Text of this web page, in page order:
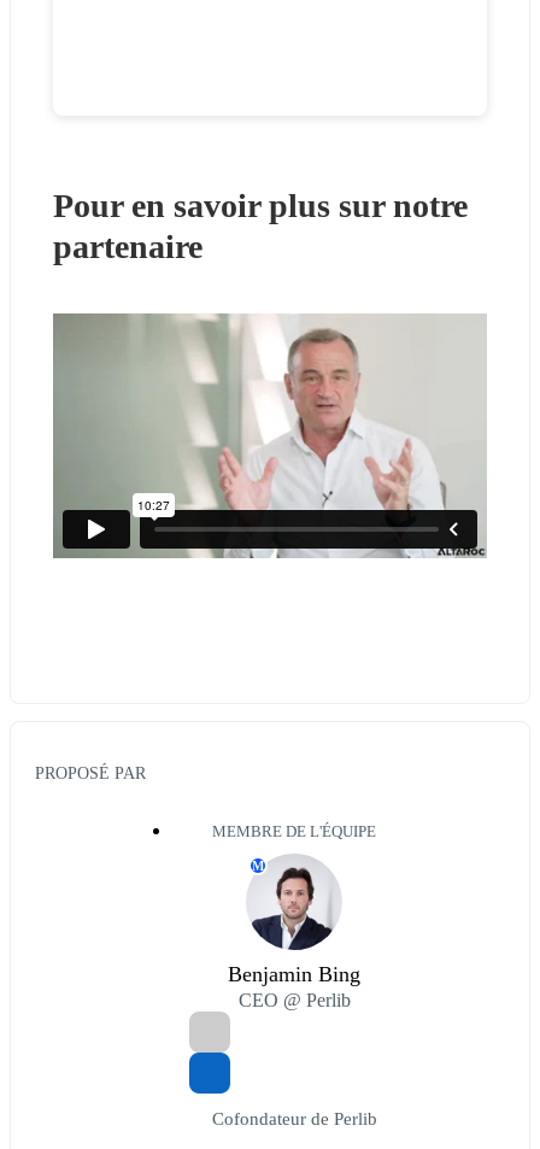
Pour en savoir plus sur notre
partenaire
PROPOSÉ PAR
MEMBRE DE L'ÉQUIPE
M
Benjamin Bing
CEO @ Perlib
Cofondateur de Perlib